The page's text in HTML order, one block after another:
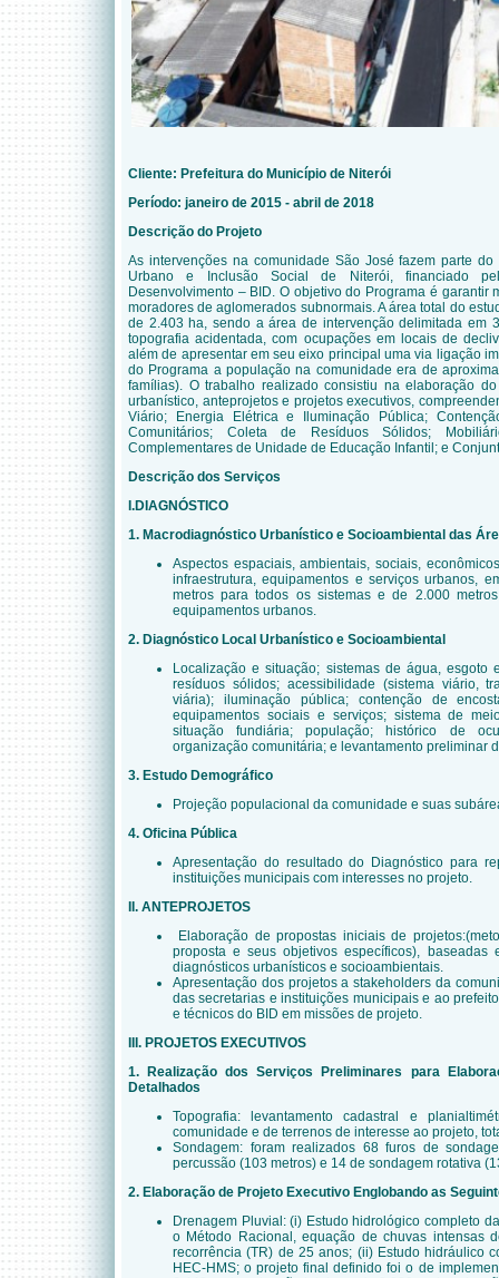
Cliente: Prefeitura do Município de Niterói
Período: janeiro de 2015 - abril de 2018
Descrição do Projeto
As intervenções na comunidade São José fazem parte
Urbano e Inclusão Social de Niterói, financiado
Desenvolvimento – BID. O objetivo do Programa é garantir
moradores de aglomerados subnormais. A área total do
de 2.403 ha, sendo a área de intervenção delimitada em
topografia acidentada, com ocupações em locais de
além de apresentar em seu eixo principal uma via ligação
do Programa a população na comunidade era de
famílias). O trabalho realizado consistiu na elaboração
urbanístico, anteprojetos e projetos executivos,
Viário; Energia Elétrica e Iluminação Pública;
Comunitários; Coleta de Resíduos Sólidos;
Complementares de Unidade de Educação Infantil; e
Descrição dos Serviços
I.DIAGNÓSTICO
1. Macrodiagnóstico Urbanístico e Socioambiental das
Aspectos espaciais, ambientais, sociais,
infraestrutura, equipamentos e serviços urbanos,
metros para todos os sistemas e de 2.000
equipamentos urbanos.
2. Diagnóstico Local Urbanístico e Socioambiental
Localização e situação; sistemas de água, esgoto
resíduos sólidos; acessibilidade (sistema viário,
viária); iluminação pública; contenção de
equipamentos sociais e serviços; sistema de
situação fundiária; população; histórico de
organização comunitária; e levantamento preliminar
3. Estudo Demográfico
Projeção populacional da comunidade e suas
4. Oficina Pública
Apresentação do resultado do Diagnóstico para
instituições municipais com interesses no projeto.
II. ANTEPROJETOS
Elaboração de propostas iniciais de
proposta e seus objetivos específicos), baseadas
diagnósticos urbanísticos e socioambientais.
Apresentação dos projetos a stakeholders da
das secretarias e instituições municipais e ao
e técnicos do BID em missões de projeto.
III. PROJETOS EXECUTIVOS
1. Realização dos Serviços Preliminares para
Detalhados
Topografia: levantamento cadastral e
comunidade e de terrenos de interesse ao projeto,
Sondagem: foram realizados 68 furos de
percussão (103 metros) e 14 de sondagem rotativa
2. Elaboração de Projeto Executivo Englobando as
Drenagem Pluvial: (i) Estudo hidrológico completo
o Método Racional, equação de chuvas intensas
recorrência (TR) de 25 anos; (ii) Estudo hidráulico
HEC-HMS; o projeto final definido foi o de